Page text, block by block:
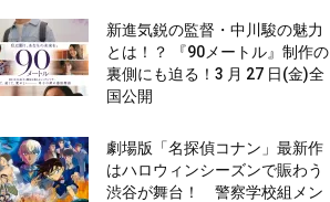
新進気鋭の監督・中川駿の魅力
とは！？ 『90メートル』制作の
裏側にも迫る！3 月 27 日(金)全
国公開
劇場版「名探偵コナン」最新作
はハロウィンシーズンで賑わう
渋谷が舞台！ 警察学校組メン